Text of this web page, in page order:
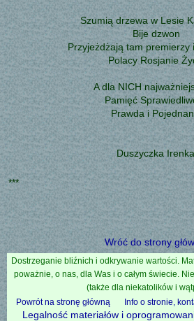
Szumią drzewa w Lesie
Bije dzwon
Przyjeżdżają tam premierzy
Polacy Rosjanie
A dla NICH
Pamięć
Prawda i
Duszyczka Irenka
***
Wróć do strony
Dostrzeganie bliźnich i odkrywanie wartości.
poważnie, o nas, dla Was i o całym świecie.
(także dla niekatolików i
Powrót na stronę główną
Info o stronie,
Legalność materiałów i